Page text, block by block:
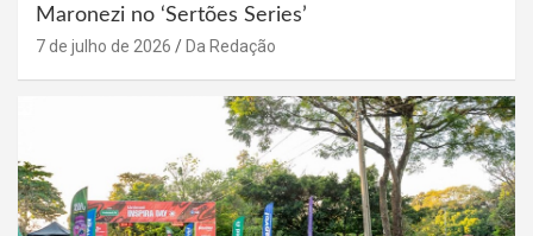
Maronezi no ‘Sertões Series’
7 de julho de 2026 Da Redação